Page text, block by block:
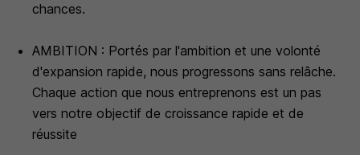
chances.
AMBITION : Portés par l'ambition et une volonté
d'expansion rapide, nous progressons sans relâche.
Chaque action que nous entreprenons est un pas
vers notre objectif de croissance rapide et de
réussite